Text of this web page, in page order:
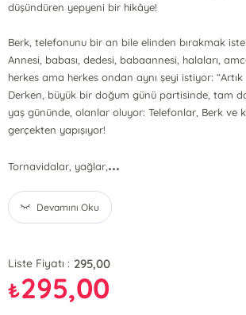
düşündüren yepyeni bir hikâye!
Berk, telefonunu bir an bile elinden bırakmak
Annesi, babası, dedesi, babaannesi, halaları,
herkes ama herkes ondan aynı şeyi istiyor:
Derken, büyük bir doğum günü partisinde, tam
yaş gününde, olanlar oluyor: Telefonlar, Berk ve
gerçekten yapışıyor!
Tornavidalar, yağlar, ...
Devamını Oku
Liste Fiyatı : 295,00
₺295,00